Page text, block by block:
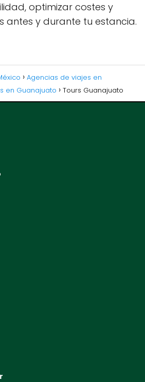
optimizar costes y
antes y durante tu estancia.
Agencias de viajes en
en Guanajuato Tours Guanajuato